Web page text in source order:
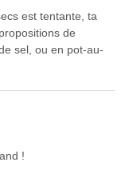
est tentante, ta
de
sel, ou en pot-au-
!